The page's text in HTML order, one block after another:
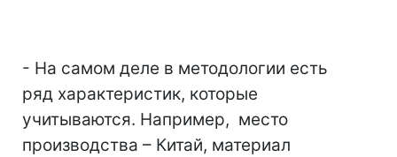
- На самом деле в методологии есть
ряд характеристик, которые
учитываются. Например, место
производства – Китай, материал